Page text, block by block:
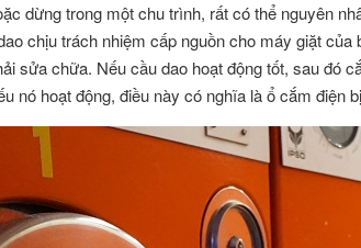
dừng trong một chu trình, rất có thể nguyên
chịu trách nhiệm cấp nguồn cho máy giặt
sửa chữa. Nếu cầu dao hoạt động tốt, sau đó
nó hoạt động, điều này có nghĩa là ổ cắm điện